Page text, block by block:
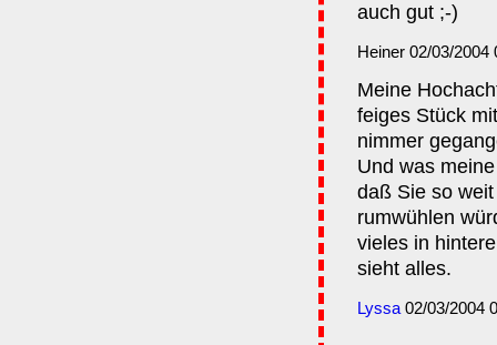
auch gut ;-)
Heiner 02/03/2004
Meine
feiges Stück
nimmer
Und was
daß Sie so
rumwühlen
vieles in
sieht alles.
Lyssa 02/03/2004